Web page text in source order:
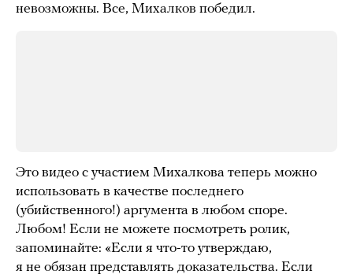
невозможны. Все, Михалков победил.
Это видео с участием Михалкова теперь можно
использовать в качестве последнего
(убийственного!) аргумента в любом споре.
Любом! Если не можете посмотреть ролик,
запоминайте: «Если я что-то утверждаю,
я не обязан представлять доказательства. Если